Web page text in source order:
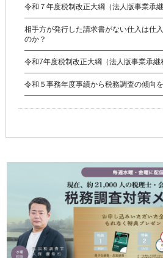
令和７年度税制改正大綱（法人版事業承
相手方が発行した請求書がない仕入は仕
のか？
令和7年度税制改正大綱（法人版事業承継
令和５事務年度事績から税務調査の傾向